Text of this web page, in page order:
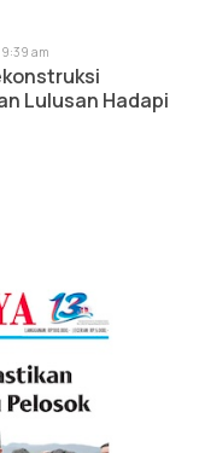
9:39 am
Lulusan Hadapi